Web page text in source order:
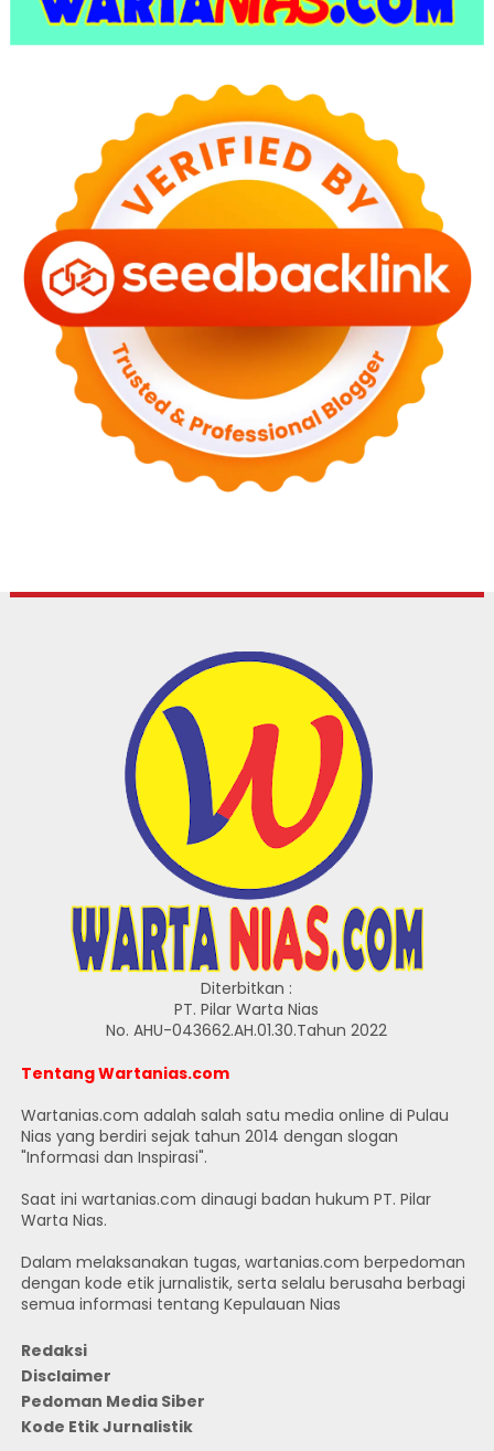
Diterbitkan :
PT. Pilar Warta Nias
No. AHU-043662.AH.01.30.Tahun 2022
Tentang Wartanias.com
Wartanias.com adalah salah satu media online di Pulau
Nias yang berdiri sejak tahun 2014 dengan slogan
"Informasi dan Inspirasi".
Saat ini wartanias.com dinaugi badan hukum PT. Pilar
Warta Nias.
Dalam melaksanakan tugas, wartanias.com berpedoman
dengan kode etik jurnalistik, serta selalu berusaha berbagi
semua informasi tentang Kepulauan Nias
Redaksi
Disclaimer
Pedoman Media Siber
Kode Etik Jurnalistik